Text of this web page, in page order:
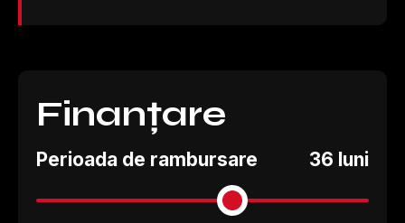
Finanțare
Perioada de rambursare 36 luni